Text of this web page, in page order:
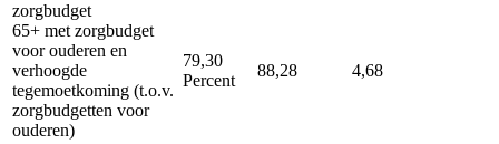
zorgbudget
65+ met zorgbudget
voor ouderen en
verhoogde
tegemoetkoming (t.o.v.
zorgbudgetten voor
ouderen)
79,30
Percent
88,28 4,68